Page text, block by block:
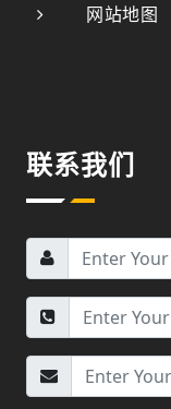
网站地图
联系我们